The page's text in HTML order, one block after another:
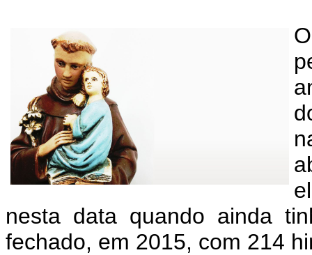
nesta data quando ainda
fechado, em 2015, com 214